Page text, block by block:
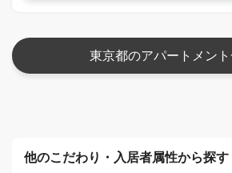
東京都のアパートメン
他のこだわり・入居者属性から探す